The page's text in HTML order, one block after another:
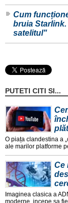
Cum
bruia
satelitul"
PUTETI CITI SI...
O piața clandestina a
ale marilor platforme
Ce
Imaginea clasica a